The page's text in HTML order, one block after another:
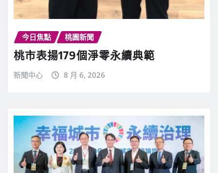
今日焦點 桃園新聞
桃市表揚179個淨零永續典範
新聞中心 8 月 6, 2026